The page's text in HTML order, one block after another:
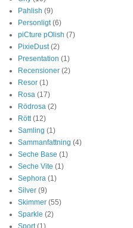
Pahlish (9)
Personligt (6)
piCture pOlish (7)
PixieDust (2)
Presentation (1)
Recensioner (2)
Resor (1)
Rosa (17)
Rödrosa (2)
Rött (12)
Samling (1)
Sammanfattning (4)
Seche Base (1)
Seche Vite (1)
Sephora (1)
Silver (9)
Skimmer (55)
Sparkle (2)